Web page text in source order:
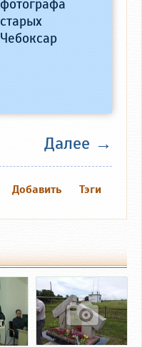
фотографа
старых
Чебоксар
Далее →
Тэги
Добавить